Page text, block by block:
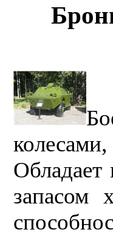
запасом